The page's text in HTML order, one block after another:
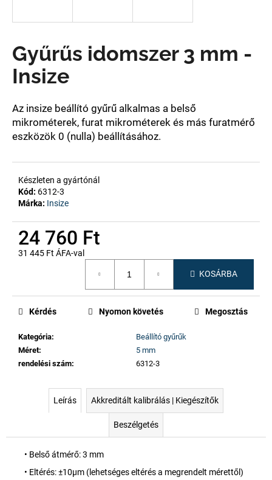
Gyűrűs idomszer 3 mm -
Insize
Az insize beállító gyűrű alkalmas a belső
mikrométerek, furat mikrométerek és más furatmérő
eszközök 0 (nulla) beállításához.
Készleten a gyártónál
Kód: 6312-3
Márka: Insize
24 760 Ft
31 445 Ft ÁFA-val
KOSÁRBA
Kategória:
Beállító gyűrűk
Méret:
5 mm
rendelési szám: 6312-3
Kérdés Nyomon követés Megosztás
Leírás Akkreditált kalibrálás | Kiegészítők
Beszélgetés
• Belső átmérő: 3 mm
• Eltérés: ±10µm (lehetséges eltérés a megrendelt mérettől)
j
á
j
u
k